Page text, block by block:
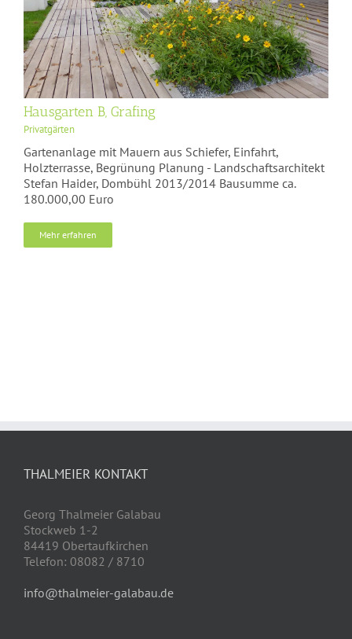
Hausgarten B, Grafing
Privatgärten
Gartenanlage mit Mauern aus Schiefer, Einfahrt,
Holzterrasse, Begrünung Planung - Landschaftsarchitekt
Stefan Haider, Dombühl 2013/2014 Bausumme ca.
180.000,00 Euro
Mehr erfahren
THALMEIER KONTAKT
Georg Thalmeier Galabau
Stockweb 1-2
84419 Obertaufkirchen
Telefon: 08082 / 8710
info@thalmeier-galabau.de